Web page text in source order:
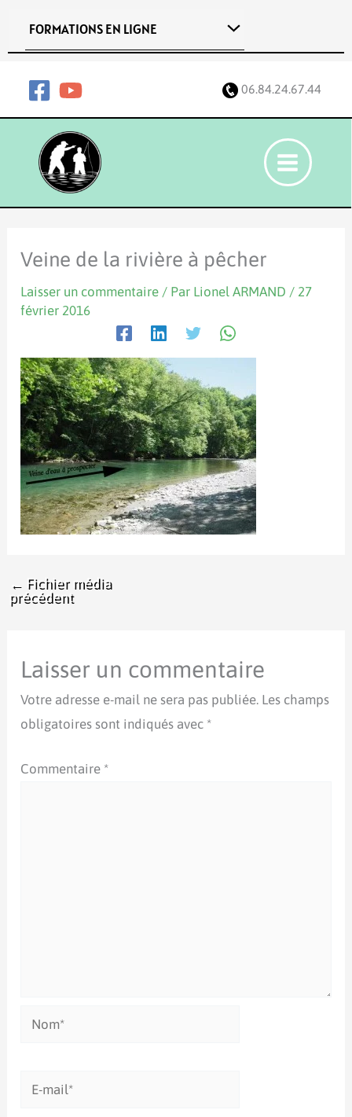
FORMATIONS EN LIGNE
06.84.24.67.44
Veine de la rivière à pêcher
Laisser un commentaire / Par Lionel ARMAND / 27
février 2016
← Fichier média
précédent
Laisser un commentaire
Votre adresse e-mail ne sera pas publiée. Les champs
obligatoires sont indiqués avec *
Commentaire *
Nom*